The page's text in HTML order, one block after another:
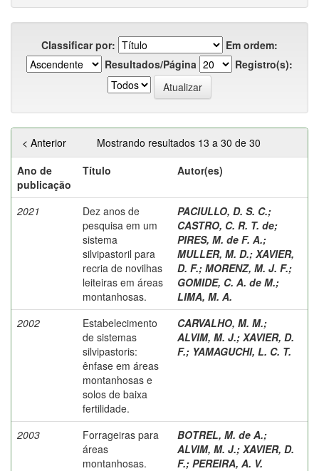
Classificar por:
Em ordem:
Resultados/Página
Registro(s):
Mostrando resultados 13 a 30 de 30
< Anterior
Ano de
publicação
Título Autor(es)
2021
Dez anos de
pesquisa em um
sistema
silvipastoril para
recria de novilhas
leiteiras em áreas
montanhosas.
PACIULLO, D. S. C.;
CASTRO, C. R. T. de;
PIRES, M. de F. A.;
MULLER, M. D.; XAVIER,
D. F.; MORENZ, M. J. F.;
GOMIDE, C. A. de M.;
LIMA, M. A.
2002
Estabelecimento
de sistemas
silvipastoris:
ênfase em áreas
montanhosas e
solos de baixa
fertilidade.
CARVALHO, M. M.;
ALVIM, M. J.; XAVIER, D.
F.; YAMAGUCHI, L. C. T.
2003
Forrageiras para
áreas
montanhosas.
BOTREL, M. de A.;
ALVIM, M. J.; XAVIER, D.
F.; PEREIRA, A. V.